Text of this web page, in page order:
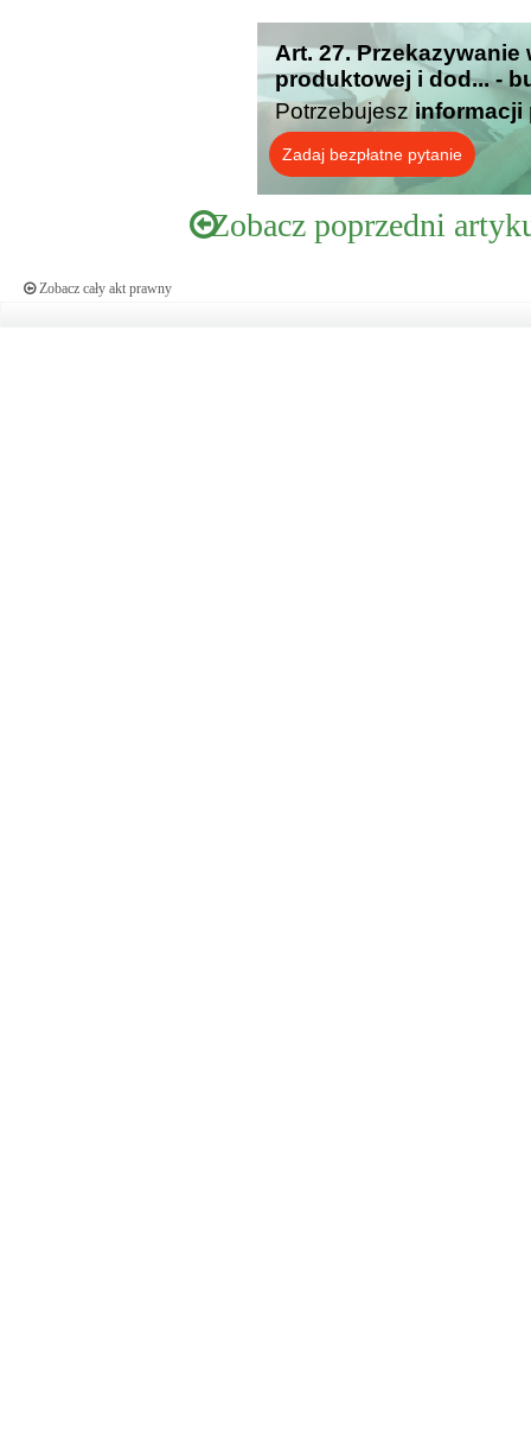
Art. 27. Przekazywanie
produktowej i dod... -
Potrzebujesz informacji
Zadaj bezpłatne pytanie
Zobacz poprzedni
Zobacz cały akt prawny